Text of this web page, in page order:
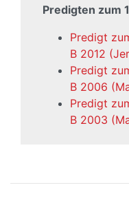
Predigten zum
Predigt
B 2012
Predigt
B 2006
Predigt
B 2003